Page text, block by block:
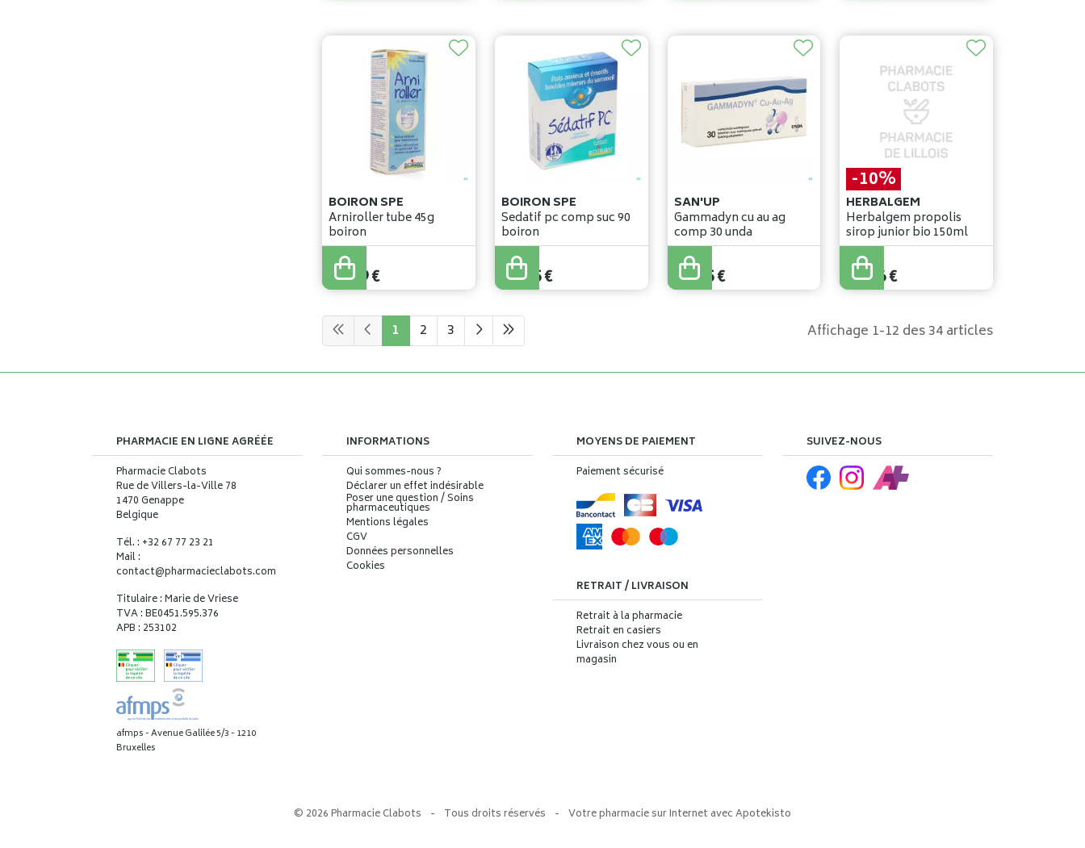
BOIRON SPE
Arniroller tube 45g
boiron
12,39€
BOIRON SPE
Sedatif pc comp suc 90
boiron
12,85€
SAN'UP
Gammadyn cu au ag
comp 30 unda
12,95€
-10%
HERBALGEM
Herbalgem propolis
sirop junior bio 150ml
15,85 €
14,26€
Affichage 1-12 des 34 articles
1 2 3
PHARMACIE EN LIGNE AGRÉÉE
Pharmacie Clabots
Rue de Villers-la-Ville 78
1470 Genappe
Belgique
Tél. : +32 67 77 23 21
Mail :
contact@pharmacieclabots.com
Titulaire : Marie de Vriese
TVA : BE0451.595.376
APB : 253102
afmps - Avenue Galilée 5/3 - 1210
Bruxelles
INFORMATIONS
Qui sommes-nous ?
Déclarer un effet indésirable
Poser une question / Soins
pharmaceutiques
Mentions légales
CGV
Données personnelles
Cookies
MOYENS DE PAIEMENT
Paiement sécurisé
RETRAIT / LIVRAISON
Retrait à la pharmacie
Retrait en casiers
Livraison chez vous ou en
magasin
SUIVEZ-NOUS
© 2026 Pharmacie Clabots - Tous droits réservés - Votre pharmacie sur Internet avecApotekisto